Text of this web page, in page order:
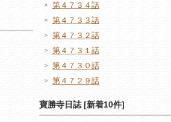
第４７３４話
第４７３３話
第４７３２話
第４７３１話
第４７３０話
第４７２９話
寶勝寺日誌 [新着10件]